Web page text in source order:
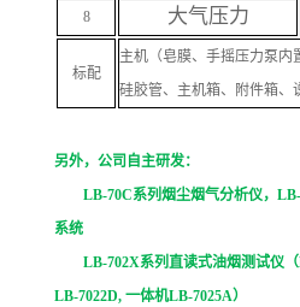
8 大气压力
标配
主机（皂膜、手摇压力泵内
硅胶管、主机箱、附件箱、
另外，公司自主研发：
LB-70C系列烟尘烟气分析仪，
系统
LB-702X系列直读式油烟测试仪（
LB-7022D, 一体机LB-7025A）